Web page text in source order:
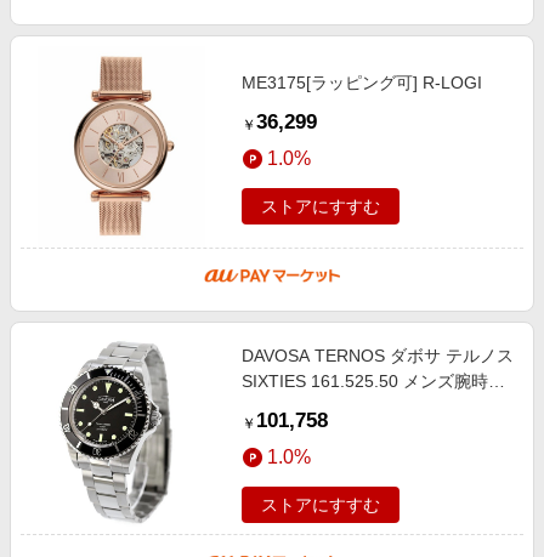
ME3175[ラッピング可] R-LOGI
￥ 36,299
1.0%
ストアにすすむ
DAVOSA TERNOS ダボサ テルノス
SIXTIES 161.525.50 メンズ腕時計
￥ 101,758
1.0%
ストアにすすむ